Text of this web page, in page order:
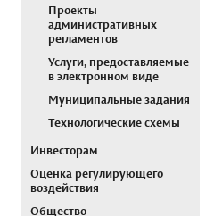
Проекты
административных
регламентов
Услуги, предоставляемые
в электронном виде
Муниципальные задания
Технологические схемы
Инвесторам
Оценка регулирующего
воздействия
Общество